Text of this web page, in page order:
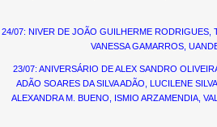
24/07: NIVER DE JOÃO GUILHERME RODRIGUES,
VANESSA GAMARROS,
23/07: ANIVERSÁRIO DE ALEX SANDRO
ADÃO SOARES DA SILVA ADÃO, LUCILENE
ALEXANDRA M. BUENO, ISMIO ARZAMENDIA,